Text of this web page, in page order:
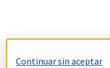
Continuar sin aceptar